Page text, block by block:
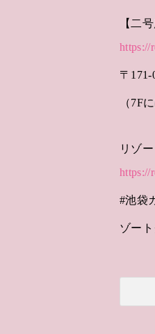
【二
https://
〒
（7F
リゾ
https://
#池袋
ゾー